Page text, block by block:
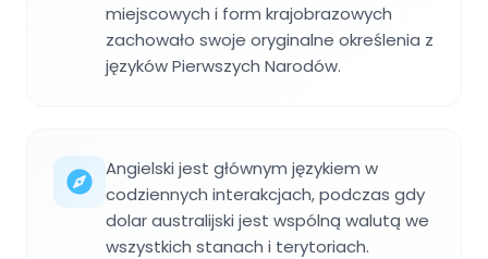
miejscowych i form krajobrazowych
zachowało swoje oryginalne określenia z
języków Pierwszych Narodów.
Angielski jest głównym językiem w
codziennych interakcjach, podczas gdy
dolar australijski jest wspólną walutą we
wszystkich stanach i terytoriach.